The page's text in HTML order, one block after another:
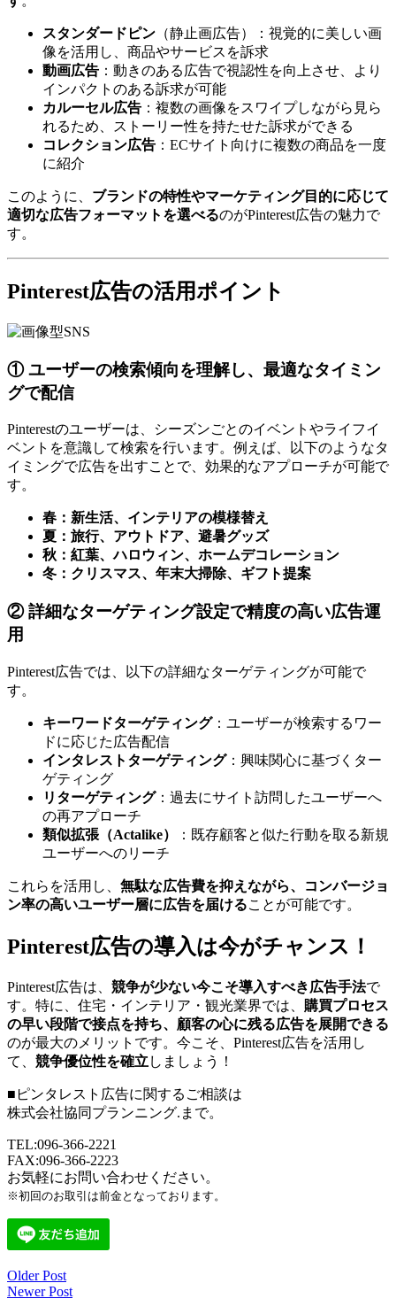
スタンダードピン （静止画広告）：視覚的に美しい画
像を活用し、商品やサービスを訴求
動画広告 ：動きのある広告で視認性を向上させ、より
インパクトのある訴求が可能
カルーセル広告 ：複数の画像をスワイプしながら見ら
れるため、ストーリー性を持たせた訴求ができる
コレクション広告 ：ECサイト向けに複数の商品を一度
に紹介
このように、 ブランドの特性やマーケティング目的に応じて
適切な広告フォーマットを選べるのがPinterest広告の魅力で
す。
Pinterest広告の活用ポイント
① ユーザーの検索傾向を理解し、最適なタイミン
グで配信
Pinterestのユーザーは、シーズンごとのイベントやライフイ
ベントを意識して検索を行います。例えば、以下のようなタ
イミングで広告を出すことで、効果的なアプローチが可能で
す。
春：新生活、インテリアの模様替え
夏：旅行、アウトドア、避暑グッズ
秋：紅葉、ハロウィン、ホームデコレーション
冬：クリスマス、年末大掃除、ギフト提案
② 詳細なターゲティング設定で精度の高い広告運
用
Pinterest広告では、以下の詳細なターゲティングが可能で
す。
キーワードターゲティング：ユーザーが検索するワー
ドに応じた広告配信
インタレストターゲティング：興味関心に基づくター
ゲティング
リターゲティング：過去にサイト訪問したユーザーへ
の再アプローチ
類似拡張（Actalike）
：既存顧客と似た行動を取る新規
ユーザーへのリーチ
これらを活用し、 無駄な広告費を抑えながら、コンバージョ
ン率の高いユーザー層に広告を届けることが可能です。
Pinterest広告の導入は今がチャンス！
Pinterest広告は、 競争が少ない今こそ導入すべき広告手法で
す。特に、住宅・インテリア・観光業界では、 購買プロセス
の早い段階で接点を持ち、顧客の心に残る広告を展開できる
のが最大のメリットです。今こそ、Pinterest広告を活用し
て、 競争優位性を確立 しましょう！
■ピンタレスト広告に関するご相談は
株式会社協同プランニング.まで。
TEL:096-366-2221
FAX:096-366-2223
お気軽にお問い合わせください。
※初回のお取引は前金となっております。
投
Older Post
Newer Post